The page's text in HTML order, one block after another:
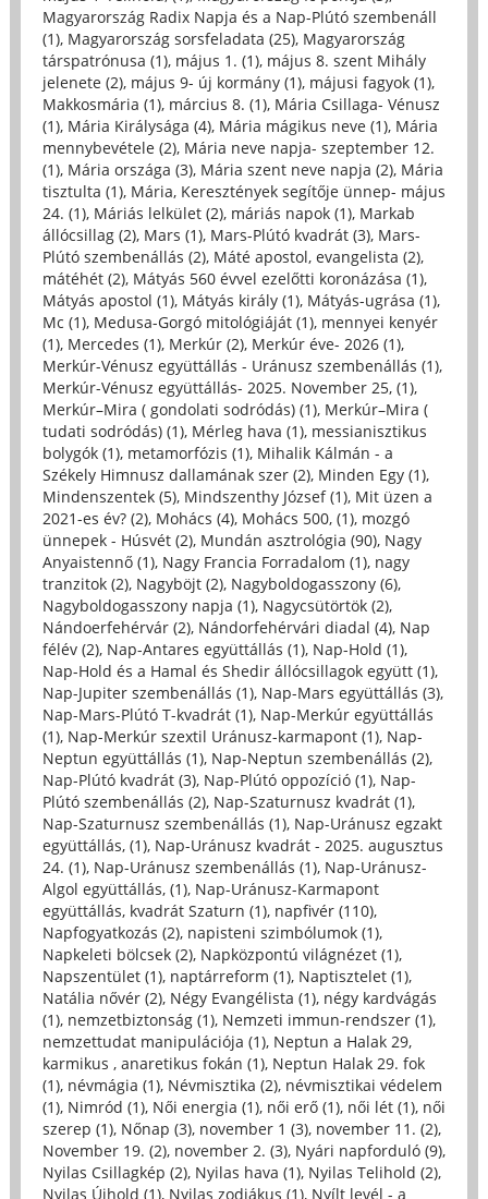
Magyarország Radix Napja és a Nap-Plútó szembenáll
(1), Magyarország sorsfeladata (25), Magyarország
társpatrónusa (1), május 1. (1), május 8. szent Mihály
jelenete (2), május 9- új kormány (1), májusi fagyok (1),
Makkosmária (1), március 8. (1), Mária Csillaga- Vénusz
(1), Mária Királysága (4), Mária mágikus neve (1), Mária
mennybevétele (2), Mária neve napja- szeptember 12.
(1), Mária országa (3), Mária szent neve napja (2), Mária
tisztulta (1), Mária, Keresztények segítője ünnep- május
24. (1), Máriás lelkület (2), máriás napok (1), Markab
állócsillag (2), Mars (1), Mars-Plútó kvadrát (3), Mars-
Plútó szembenállás (2), Máté apostol, evangelista (2),
mátéhét (2), Mátyás 560 évvel ezelőtti koronázása (1),
Mátyás apostol (1), Mátyás király (1), Mátyás-ugrása (1),
Mc (1), Medusa-Gorgó mitológiáját (1), mennyei kenyér
(1), Mercedes (1), Merkúr (2), Merkúr éve- 2026 (1),
Merkúr-Vénusz együttállás - Uránusz szembenállás (1),
Merkúr-Vénusz együttállás- 2025. November 25, (1),
Merkúr–Mira ( gondolati sodródás) (1), Merkúr–Mira (
tudati sodródás) (1), Mérleg hava (1), messianisztikus
bolygók (1), metamorfózis (1), Mihalik Kálmán - a
Székely Himnusz dallamának szer (2), Minden Egy (1),
Mindenszentek (5), Mindszenthy József (1), Mit üzen a
2021-es év? (2), Mohács (4), Mohács 500, (1), mozgó
ünnepek - Húsvét (2), Mundán asztrológia (90), Nagy
Anyaistennő (1), Nagy Francia Forradalom (1), nagy
tranzitok (2), Nagyböjt (2), Nagyboldogasszony (6),
Nagyboldogasszony napja (1), Nagycsütörtök (2),
Nándoerfehérvár (2), Nándorfehérvári diadal (4), Nap
félév (2), Nap-Antares együttállás (1), Nap-Hold (1),
Nap-Hold és a Hamal és Shedir állócsillagok együtt (1),
Nap-Jupiter szembenállás (1), Nap-Mars együttállás (3),
Nap-Mars-Plútó T-kvadrát (1), Nap-Merkúr együttállás
(1), Nap-Merkúr szextil Uránusz-karmapont (1), Nap-
Neptun együttállás (1), Nap-Neptun szembenállás (2),
Nap-Plútó kvadrát (3), Nap-Plútó oppozíció (1), Nap-
Plútó szembenállás (2), Nap-Szaturnusz kvadrát (1),
Nap-Szaturnusz szembenállás (1), Nap-Uránusz egzakt
együttállás, (1), Nap-Uránusz kvadrát - 2025. augusztus
24. (1), Nap-Uránusz szembenállás (1), Nap-Uránusz-
Algol együttállás, (1), Nap-Uránusz-Karmapont
együttállás, kvadrát Szaturn (1), napfivér (110),
Napfogyatkozás (2), napisteni szimbólumok (1),
Napkeleti bölcsek (2), Napközpontú világnézet (1),
Napszentület (1), naptárreform (1), Naptisztelet (1),
Natália nővér (2), Négy Evangélista (1), négy kardvágás
(1), nemzetbiztonság (1), Nemzeti immun-rendszer (1),
nemzettudat manipulációja (1), Neptun a Halak 29,
karmikus , anaretikus fokán (1), Neptun Halak 29. fok
(1), névmágia (1), Névmisztika (2), névmisztikai védelem
(1), Nimród (1), Női energia (1), női erő (1), női lét (1), női
szerep (1), Nőnap (3), november 1 (3), november 11. (2),
November 19. (2), november 2. (3), Nyári napforduló (9),
Nyilas Csillagkép (2), Nyilas hava (1), Nyilas Telihold (2),
Nyilas Újhold (1), Nyilas zodiákus (1), Nyílt levél - a